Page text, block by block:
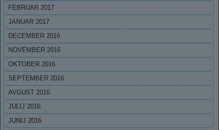
FEBRUAR 2017
JANUAR 2017
DECEMBER 2016
NOVEMBER 2016
OKTOBER 2016
SEPTEMBER 2016
AVGUST 2016
JULIJ 2016
JUNIJ 2016